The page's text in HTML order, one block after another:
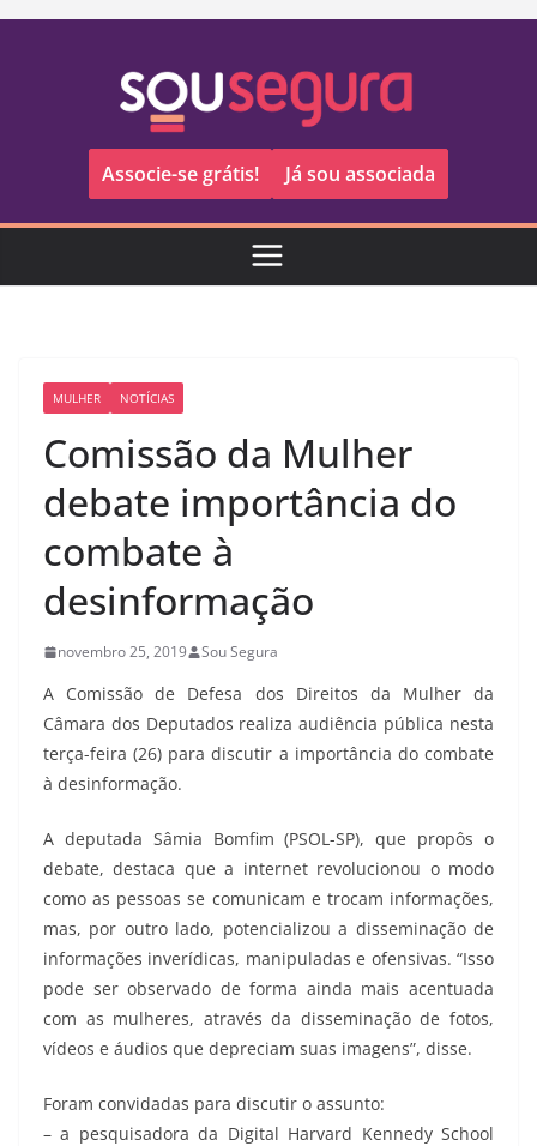
Pular
Associe-se grátis! Já sou associada
MULHER NOTÍCIAS
Comissão da Mulher
debate importância do
combate à
desinformação
novembro 25, 2019 Sou Segura
A Comissão de Defesa dos Direitos da Mulher da
Câmara dos Deputados realiza audiência pública nesta
terça-feira (26) para discutir a importância do combate
à desinformação.
A deputada Sâmia Bomfim (PSOL-SP), que propôs o
debate, destaca que a internet revolucionou o modo
como as pessoas se comunicam e trocam informações,
mas, por outro lado, potencializou a disseminação de
informações inverídicas, manipuladas e ofensivas. “Isso
pode ser observado de forma ainda mais acentuada
com as mulheres, através da disseminação de fotos,
vídeos e áudios que depreciam suas imagens”, disse.
Foram convidadas para discutir o assunto:
– a pesquisadora da Digital Harvard Kennedy School